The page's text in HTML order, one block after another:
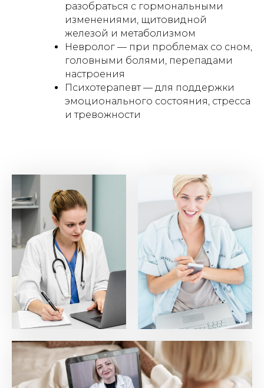
разобраться с гормональными
изменениями, щитовидной
железой и метаболизмом
Невролог — при проблемах со сном,
головными болями, перепадами
настроения
⁠Психотерапевт — для поддержки
эмоционального состояния, стресса
и тревожности